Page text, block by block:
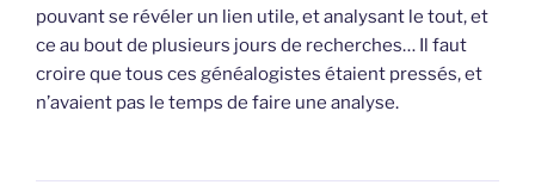
pouvant se révéler un lien utile, et analysant le tout, et
ce au bout de plusieurs jours de recherches… Il faut
croire que tous ces généalogistes étaient pressés, et
n’avaient pas le temps de faire une analyse.